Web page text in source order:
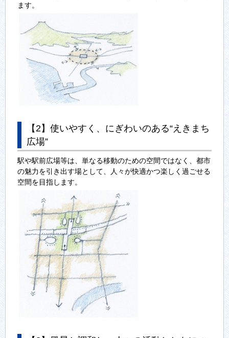
ます。
【2】使いやすく、にぎわいのある“えきまち
広場”
駅や駅前広場等は、単なる移動のための空間ではなく、都市
の魅力を引き出す場として、人々が快適かつ楽しく過ごせる
空間を目指します。